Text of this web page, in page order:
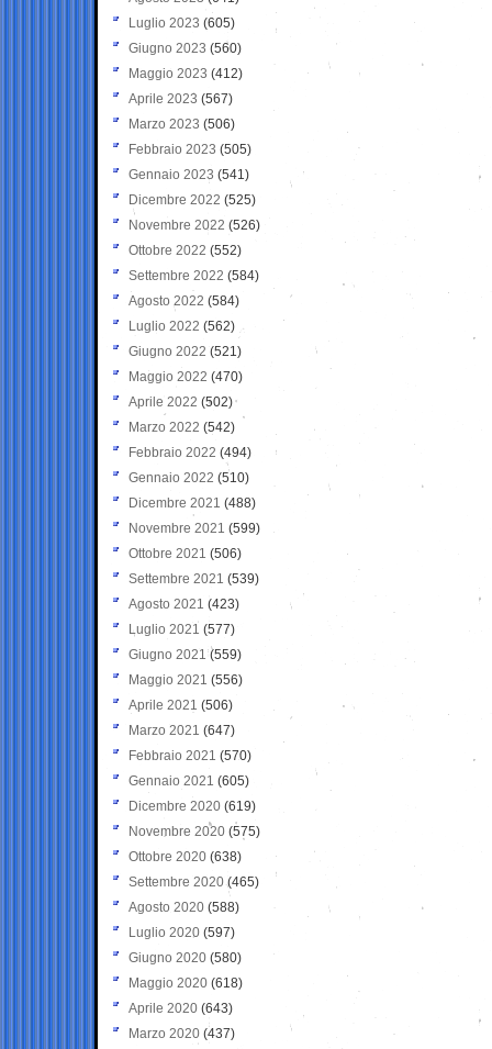
Luglio 2023 (605)
Giugno 2023 (560)
Maggio 2023 (412)
Aprile 2023 (567)
Marzo 2023 (506)
Febbraio 2023 (505)
Gennaio 2023 (541)
Dicembre 2022 (525)
Novembre 2022 (526)
Ottobre 2022 (552)
Settembre 2022 (584)
Agosto 2022 (584)
Luglio 2022 (562)
Giugno 2022 (521)
Maggio 2022 (470)
Aprile 2022 (502)
Marzo 2022 (542)
Febbraio 2022 (494)
Gennaio 2022 (510)
Dicembre 2021 (488)
Novembre 2021 (599)
Ottobre 2021 (506)
Settembre 2021 (539)
Agosto 2021 (423)
Luglio 2021 (577)
Giugno 2021(559)
Maggio 2021 (556)
Aprile 2021 (506)
Marzo 2021 (647)
Febbraio 2021 (570)
Gennaio 2021 (605)
Dicembre 2020 (619)
Novembre 2020 (575)
Ottobre 2020 (638)
Settembre 2020(465)
Agosto 2020 (588)
Luglio 2020 (597)
Giugno 2020 (580)
Maggio 2020 (618)
Aprile 2020 (643)
Marzo 2020 (437)